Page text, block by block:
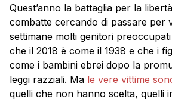
Quest’anno la battaglia per la
combatte cercando di passare per
settimane molti genitori
che il 2018 è come il 1938 e che i
come i bambini ebrei dopo la
leggi razziali. Ma le vere vittime
quelli che non hanno scelta, quelli